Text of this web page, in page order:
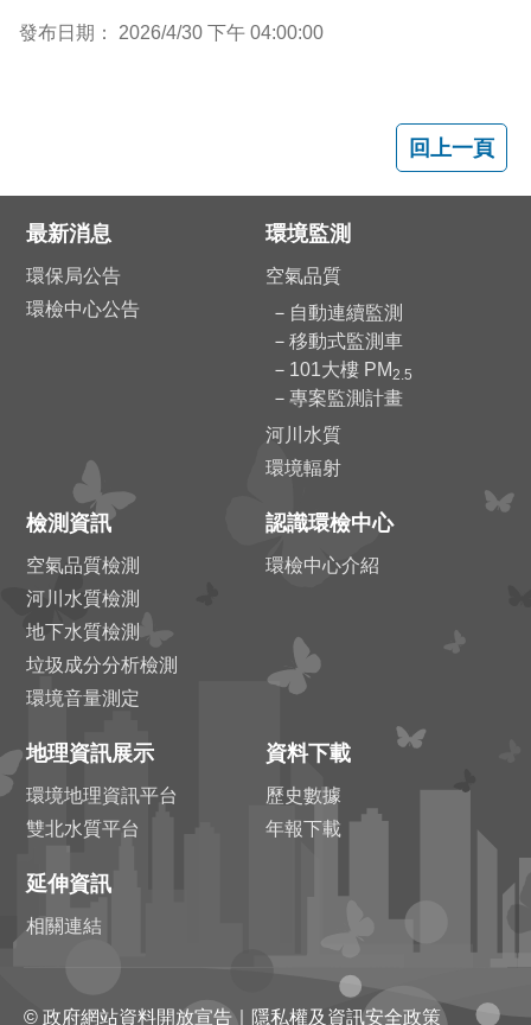
發布日期： 2026/4/30 下午 04:00:00
最新消息
環保局公告
環檢中心公告
環境監測
空氣品質
自動連續監測
移動式監測車
101大樓 PM 2.5
專案監測計畫
河川水質
環境輻射
檢測資訊
空氣品質檢測
河川水質檢測
地下水質檢測
垃圾成分分析檢測
環境音量測定
認識環檢中心
環檢中心介紹
地理資訊展示
環境地理資訊平台
雙北水質平台
資料下載
歷史數據
年報下載
延伸資訊
相關連結
© 政府網站資料開放宣告 隱私權及資訊安全政策